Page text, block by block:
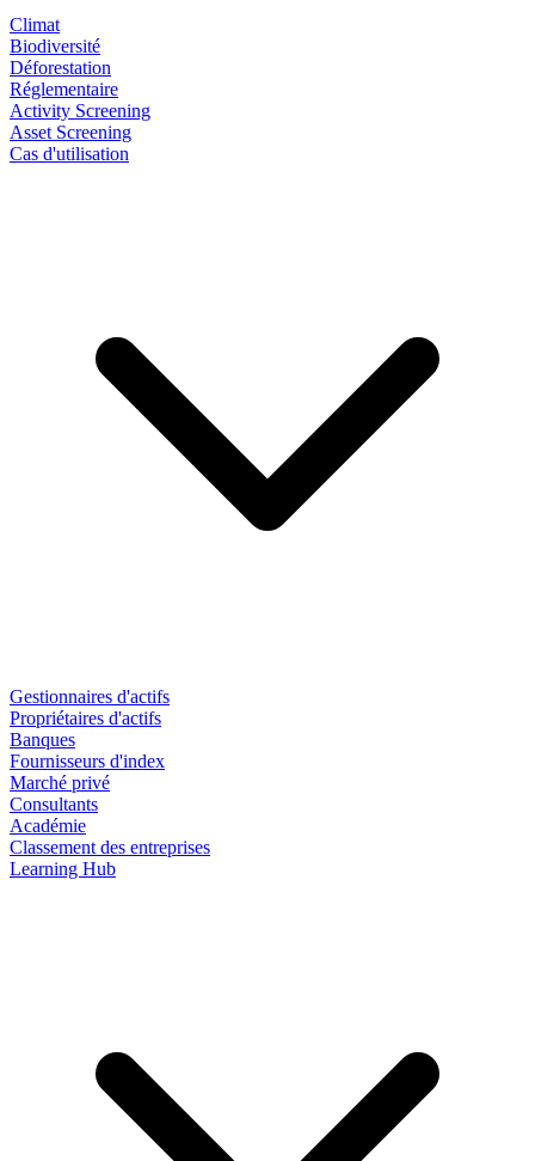
Climat
Biodiversité
Déforestation
Réglementaire
Activity Screening
Asset Screening
Cas d'utilisation
Gestionnaires d'actifs
Propriétaires d'actifs
Banques
Fournisseurs d'index
Marché privé
Consultants
Académie
Classement des entreprises
Learning Hub